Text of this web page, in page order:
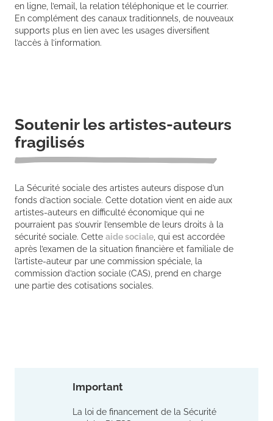
en ligne, l’email, la relation téléphonique et le courrier.
En complément des canaux traditionnels, de nouveaux
supports plus en lien avec les usages diversifient
l’accès à l’information.
Soutenir les artistes-auteurs
fragilisés
La Sécurité sociale des artistes auteurs dispose d’un
fonds d’action sociale. Cette dotation vient en aide aux
artistes-auteurs en difficulté économique qui ne
pourraient pas s’ouvrir l’ensemble de leurs droits à la
sécurité sociale. Cette aide sociale, qui est accordée
après l’examen de la situation financière et familiale de
l’artiste-auteur par une commission spéciale, la
commission d’action sociale (CAS), prend en charge
une partie des cotisations sociales.
Important
La loi de financement de la Sécurité